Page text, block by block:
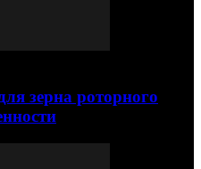
зерна роторного